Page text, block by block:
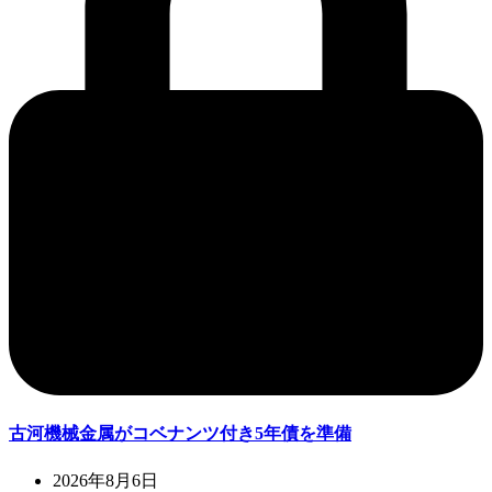
古河機械金属がコベナンツ付き5年債を準備
2026年8月6日